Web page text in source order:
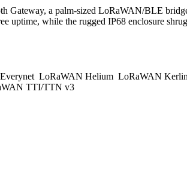
Gateway, a palm-sized LoRaWAN/BLE
uptime, while the rugged IP68 enclosure
LoRaWAN Helium LoRaWAN
TTI/TTN v3